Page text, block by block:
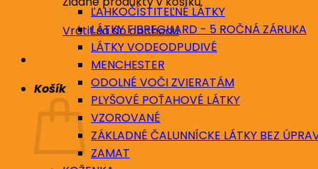
Vrátiť sa do obchodu
Košík
ĽAHKOČÍSTITEĽNÉ LÁTKY
LÁTKY FIBREGUARD - 5 ROČNÁ ZÁRUKA
LÁTKY VODEODPUDIVÉ
MENCHESTER
ODOLNÉ VOČI ZVIERATÁM
PLYŠOVÉ POŤAHOVÉ LÁTKY
VZOROVANÉ
ZÁKLADNÉ ČALUNNÍCKE LÁTKY BEZ
ZAMAT